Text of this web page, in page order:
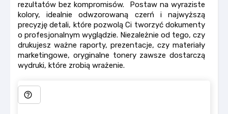
rezultatów bez kompromisów. Postaw na wyraziste
kolory, idealnie odwzorowaną czerń i najwyższą
precyzję detali, które pozwolą Ci tworzyć dokumenty
o profesjonalnym wyglądzie. Niezależnie od tego, czy
drukujesz ważne raporty, prezentacje, czy materiały
marketingowe, oryginalne tonery zawsze dostarczą
wydruki, które zrobią wrażenie.
help_outline